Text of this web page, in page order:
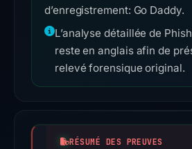
d’enregistrement: Go Daddy.
L’analyse détaillée de
reste en anglais afin de
relevé forensique original.
RÉSUMÉ DES PREUVES